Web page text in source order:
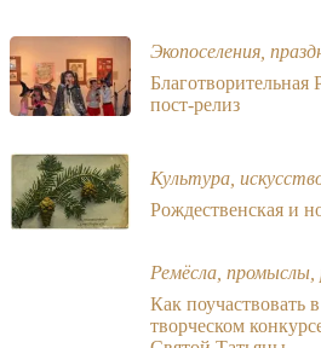
Экопоселения,
Благотворительная
пост-релиз
Культура,
Рождественская и
Ремёсла, промыслы,
Как
творческом